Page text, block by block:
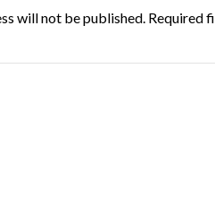
will not be published. Required